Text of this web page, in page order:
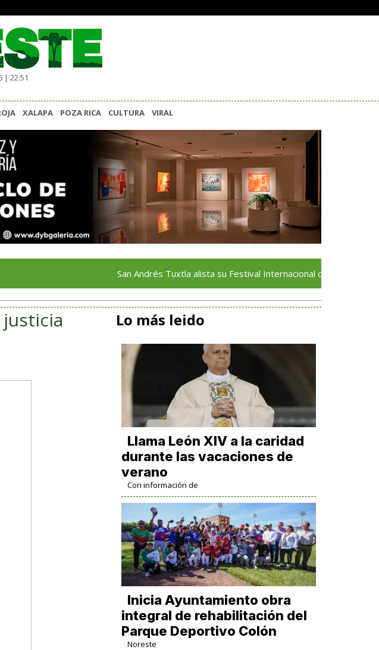
| 22:51
XALAPA POZA RICA CULTURA VIRAL
San Andrés Tuxtla alista su Festival Internacional de Globos de Papel
Lo más leido
Llama León XIV a la caridad
durante las vacaciones de
verano
Con información de
Inicia Ayuntamiento obra
integral de rehabilitación del
Parque Deportivo Colón
Noreste